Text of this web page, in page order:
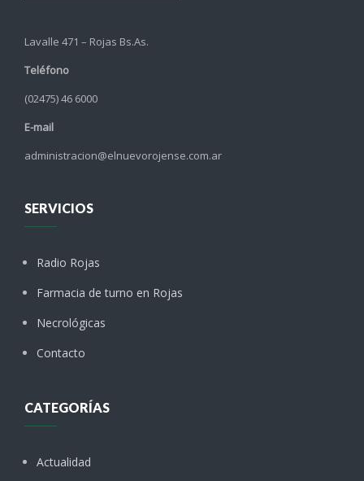
Lavalle 471 – Rojas Bs.As.
Teléfono
(02475) 46 6000
E-mail
administracion@elnuevorojense.com.ar
SERVICIOS
Radio Rojas
Farmacia de turno en Rojas
Necrológicas
Contacto
CATEGORÍAS
Actualidad